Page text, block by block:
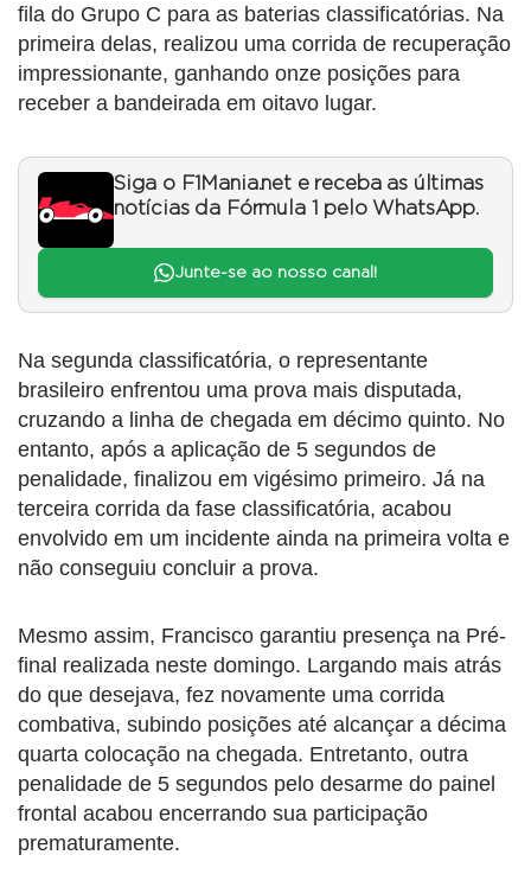
fila do Grupo C para as baterias classificatórias. Na
primeira delas, realizou uma corrida de recuperação
impressionante, ganhando onze posições para
receber a bandeirada em oitavo lugar.
Siga o F1Mania.net e receba as últimas
notícias da Fórmula 1 pelo WhatsApp.
Junte-se ao nosso canal!
Na segunda classificatória, o representante
brasileiro enfrentou uma prova mais disputada,
cruzando a linha de chegada em décimo quinto. No
entanto, após a aplicação de 5 segundos de
penalidade, finalizou em vigésimo primeiro. Já na
terceira corrida da fase classificatória, acabou
envolvido em um incidente ainda na primeira volta e
não conseguiu concluir a prova.
Mesmo assim, Francisco garantiu presença na Pré-
final realizada neste domingo. Largando mais atrás
do que desejava, fez novamente uma corrida
combativa, subindo posições até alcançar a décima
quarta colocação na chegada. Entretanto, outra
penalidade de 5 segundos pelo desarme do painel
frontal acabou encerrando sua participação
prematuramente.